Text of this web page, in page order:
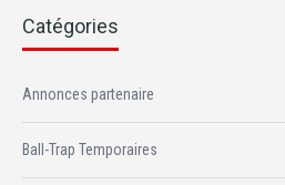
Catégories
Annonces partenaire
Ball-Trap Temporaires